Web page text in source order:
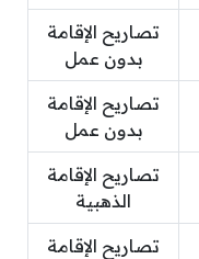
تصاريح الإقامة
بدون عمل
تصاريح الإقامة
بدون عمل
تصاريح الإقامة
الذهبية
تصاريح الإقامة